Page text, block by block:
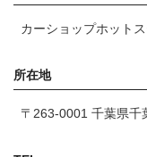
カーショップホット
所在地
〒263-0001 千葉県千